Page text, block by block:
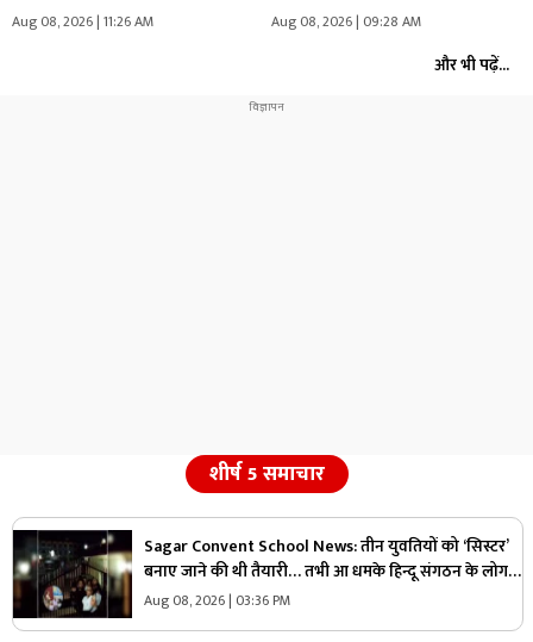
Aug 08, 2026 | 11:26 AM Aug 08, 2026 | 09:28 AM
और भी पढ़ें...
शीर्ष 5 समाचार
Sagar Convent School News: तीन युवतियों को ‘सिस्टर’
बनाए जाने की थी तैयारी… तभी आ धमके हिन्दू संगठन के लोग
और पुलिस, स्कूल में मचा बवाल
Aug 08, 2026 | 03:36 PM